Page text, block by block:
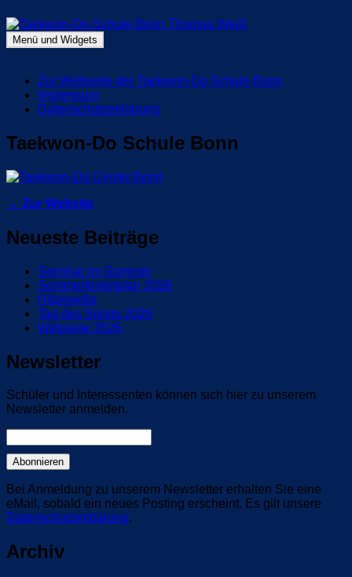
Inhalt
springen
Taekwon-Do Schule Bonn Thomas Weiß
Blog Taekwon-Do Schule Bonn
Menü und Widgets
Zur Webseite der Taekwon-Do Schule Bonn
Impressum
Datenschutzerklärung
Taekwon-Do Schule Bonn
→ Zur Website
Neueste Beiträge
Seminar im Sommer
Sommerferienplan 2026
Hitzewelle
Tag des Sports 2026
Webseite 2026
Newsletter
Schüler und Interessenten können sich hier zu unserem
Newsletter anmelden.
Bei Anmeldung zu unserem Newsletter erhalten Sie eine
eMail, sobald ein neues Posting erscheint. Es gilt unsere
Datenschutzerklärung.
Archiv